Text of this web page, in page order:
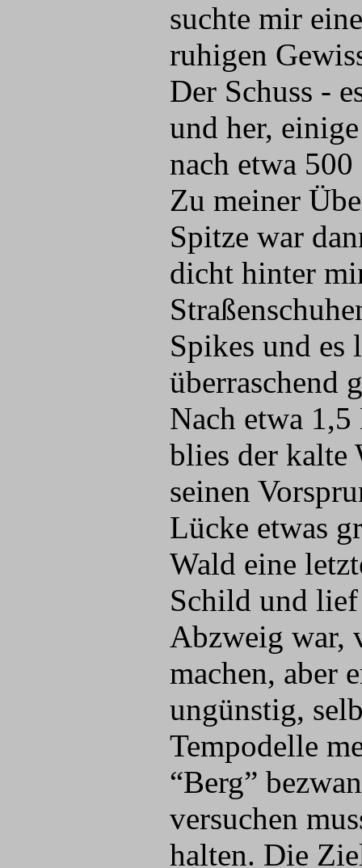
suchte mir
ruhigen
Der Schuss -
und her,
nach etwa
Zu meiner
Spitze war
dicht hinter
Spikes und
überraschend
Nach etwa
blies der kalte
seinen
Lücke etwas
Wald eine
Schild und
Abzweig war,
machen, aber
ungünstig,
Tempodelle
“Berg”
versuchen
halten. Die